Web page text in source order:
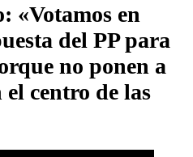
«Votamos en
del PP para
no ponen a
el centro de las